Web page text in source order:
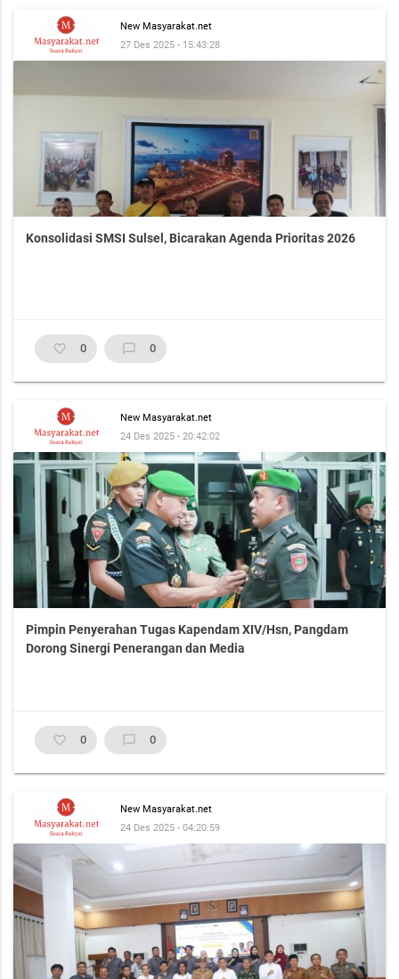
New Masyarakat.net
27 Des 2025 - 15:43:28
Konsolidasi SMSI Sulsel, Bicarakan Agenda Prioritas 2026
favorite_border 0 chat_bubble_outline 0
New Masyarakat.net
24 Des 2025 - 20:42:02
Pimpin Penyerahan Tugas Kapendam XIV/Hsn, Pangdam
Dorong Sinergi Penerangan dan Media
favorite_border 0 chat_bubble_outline 0
New Masyarakat.net
24 Des 2025 - 04:20:59